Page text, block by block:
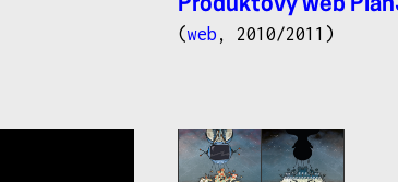
Produktový web
(web , 2010/2011)